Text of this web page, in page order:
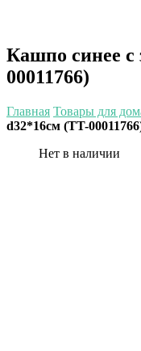
Кашпо синее с
00011766)
Главная Товары для
d32*16см (TT-
Нет в наличии